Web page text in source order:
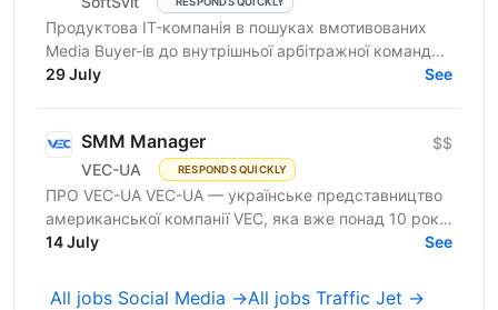
Продуктова IT-компанія в пошуках вмотивованих
Media Buyer-ів до внутрішньої арбітражної команди.
Розглядаємо спеціалістів із досвідом самостійних
29 July See
SMM Manager
VEC-UA RESPONDS QUICKLY
$$
ПРО VEC-UA VEC-UA — українське представництво
американської компанії VEC, яка вже понад 10 років
трансформує будівельну галузь за допомогою BIM
14 July See
All jobs Social Media →All jobs Traffic Jet →